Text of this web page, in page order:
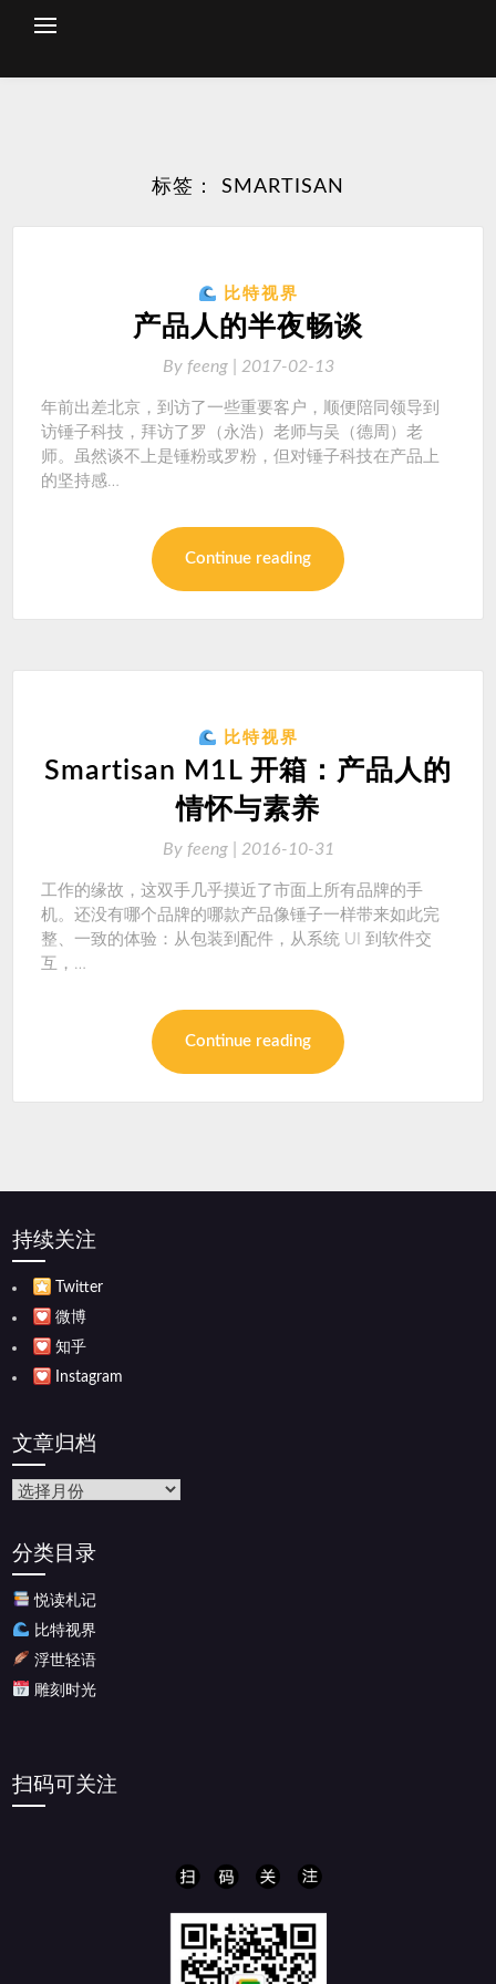
标签： SMARTISAN
比特视界
产品人的半夜畅谈
By feeng | 2017-02-13
年前出差北京，到访了一些重要客户，顺便陪同领导到
访锤子科技，拜访了罗（永浩）老师与吴（德周）老
师。虽然谈不上是锤粉或罗粉，但对锤子科技在产品上
的坚持感…
Continue reading
比特视界
Smartisan M1L 开箱：产品人的
情怀与素养
By feeng | 2016-10-31
工作的缘故，这双手几乎摸近了市面上所有品牌的手
机。还没有哪个品牌的哪款产品像锤子一样带来如此完
整、一致的体验：从包装到配件，从系统 UI 到软件交
互，…
Continue reading
持续关注
Twitter
微博
知乎
Instagram
文章归档
文
归
档
分类目录
悦读札记
比特视界
浮世轻语
雕刻时光
扫码可关注